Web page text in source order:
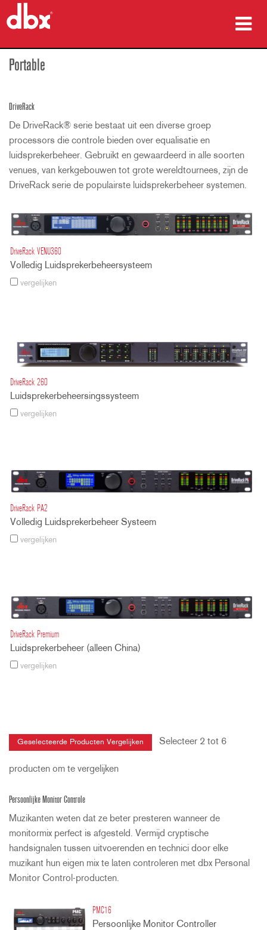
producten
training
ondersteuning
Taal/Regio
Portable
DriveRack
De DriveRack® serie bestaat uit een diverse groep
processors die controle bieden over equalisatie en
luidsprekerbeheer. Gebruikt en gewaardeerd in alle soorten
venues, van kerkgebouwen tot grote wereldtournees, zijn de
DriveRack serie de populairste luidsprekerbeheer systemen.
DriveRack VENU360
Volledig Luidsprekerbeheersysteem
vergelijken
DriveRack 260
Luidsprekerbeheersingssysteem
vergelijken
DriveRack PA2
Volledig Luidsprekerbeheer Systeem
vergelijken
DriveRack Premium
Luidsprekerbeheer (alleen China)
vergelijken
Selecteer 2 tot 6
producten om te vergelijken
Persoonlijke Monitor Controle
Muzikanten weten dat ze beter presteren wanneer de
monitormix perfect is afgesteld. Vermijd cryptische
handsignalen tussen uitvoerenden en technici door elke
muzikant hun eigen mix te laten controleren met dbx Personal
Monitor Control-producten.
PMC16
Persoonlijke Monitor Controller